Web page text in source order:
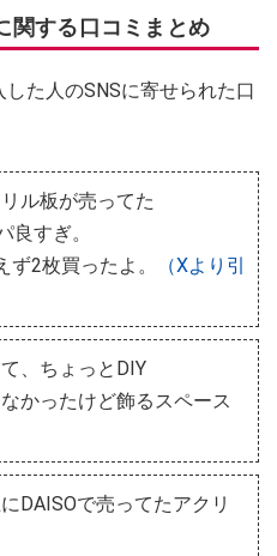
関する口コミまとめ
た人のSNSに寄せられた口
ル板が売ってた
良すぎ。
ず2枚買ったよ。
（Xより引
、ちょっとDIY
かったけど飾るスペース
DAISOで売ってたアクリ